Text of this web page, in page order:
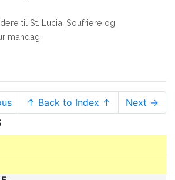
til St. Lucia, Soufriere og
mandag.
↑ Back to Index ↑ Next →